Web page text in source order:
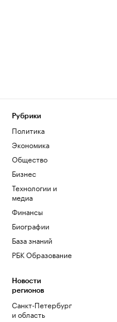
Рубрики
Политика
Экономика
Общество
Бизнес
Технологии и
медиа
Финансы
Биографии
База знаний
РБК Образование
Новости
регионов
Санкт-Петербург
и область